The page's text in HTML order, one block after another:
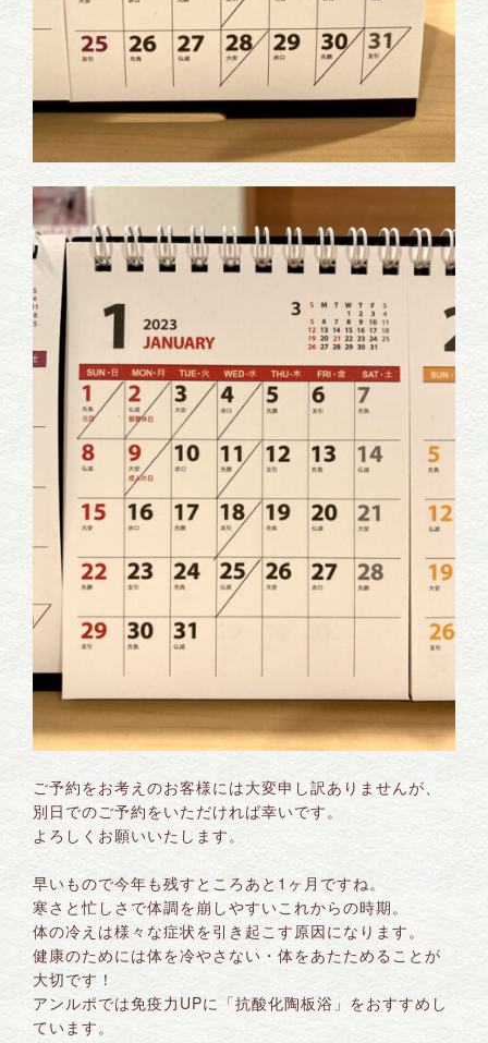
ご予約をお考えのお客様には大変申し訳ありませんが、
別日でのご予約をいただければ幸いです。
よろしくお願いいたします。
早いもので今年も残すところあと1ヶ月ですね。
寒さと忙しさで体調を崩しやすいこれからの時期。
体の冷えは様々な症状を引き起こす原因になります。
健康のためには体を冷やさない・体をあたためることが
大切です！
アンルポでは免疫力UPに「抗酸化陶板浴」をおすすめし
ています。